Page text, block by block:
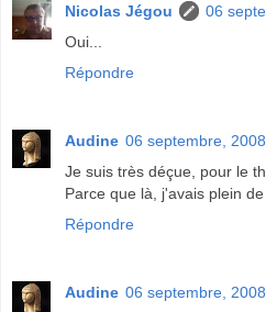
Nicolas Jégou
06
Oui...
Répondre
Audine 06 septembre,
Je suis très déçue, pour le
Parce que là, j'avais plein
Répondre
Audine 06 septembre,